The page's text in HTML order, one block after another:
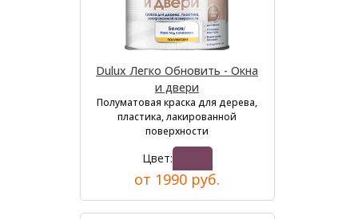
Dulux Легко Обновить - Окна
и двери
Полуматовая краска для дерева,
пластика, лакированной
поверхности
Цвет:
от 1990 руб.